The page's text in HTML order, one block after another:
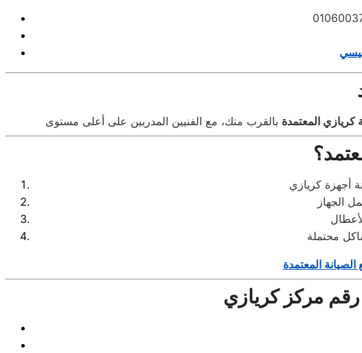
المعتمدة
الصيانة المعتمدة
مركز كريازي